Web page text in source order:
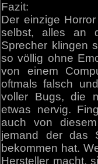
Fazit:
Der einzige
selbst, alles an
Sprecher klingen
so völlig ohne
von einem
oftmals falsch
voller Bugs, die
etwas nervig.
auch von
jemand der das
bekommen hat.
Hersteller macht,